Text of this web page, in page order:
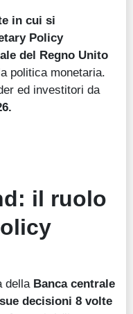
in cui si
Policy
del Regno Unito
politica monetaria.
ed investitori da
il ruolo
della Banca centrale
decisioni 8 volte